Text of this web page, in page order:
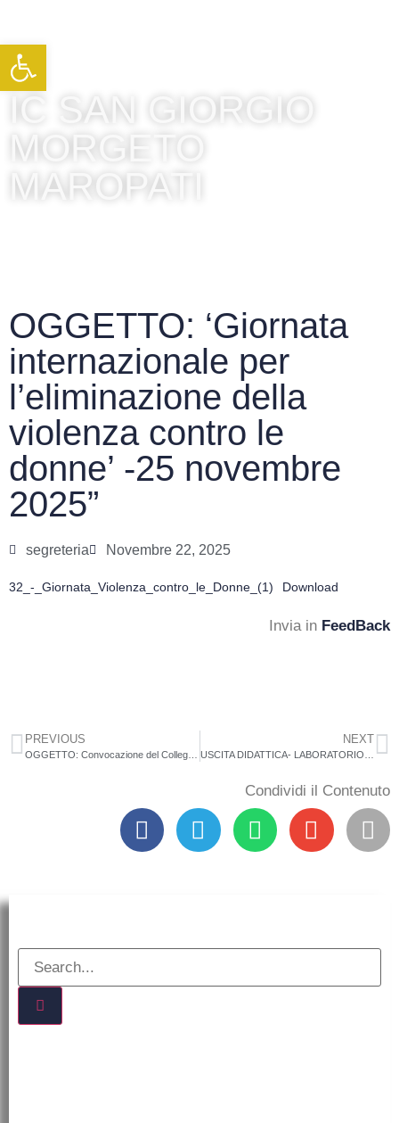
IC SAN GIORGIO
MORGETO
MAROPATI
OGGETTO: ‘Giornata
internazionale per
l’eliminazione della
violenza contro le
donne’ -25 novembre
2025”
segreteria Novembre 22, 2025
32_-_Giornata_Violenza_contro_le_Donne_(1) Download
Invia in FeedBack
PREVIOUS NEXT
Condividi il Contenuto
Apri la barra degli strumenti